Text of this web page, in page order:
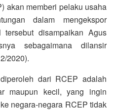
akan memberi pelaku usaha
dalam mengekspor
tersebut disampaikan Agus
sebagaimana dilansir
2020).
dari RCEP adalah
maupun kecil, yang ingin
negara-negara RCEP tidak